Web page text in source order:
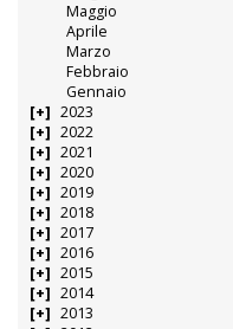
Maggio
Aprile
Marzo
Febbraio
Gennaio
2023
2022
2021
2020
2019
2018
2017
2016
2015
2014
2013